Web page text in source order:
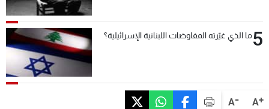
A+
A-
5ما الذي غيّرته المفاوضات اللبنانية الإسرائيلية؟